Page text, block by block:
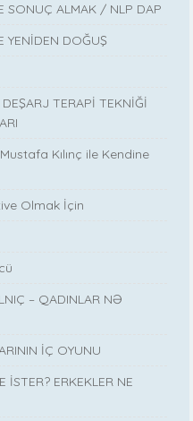
SONUÇ ALMAK / NLP DAP
YENİDEN DOĞUŞ
TERAPİ TEKNİĞİ
Kılınç ile Kendine
Olmak İçin
– QADINLAR NƏ
İÇ OYUNU
İSTER? ERKEKLER NE